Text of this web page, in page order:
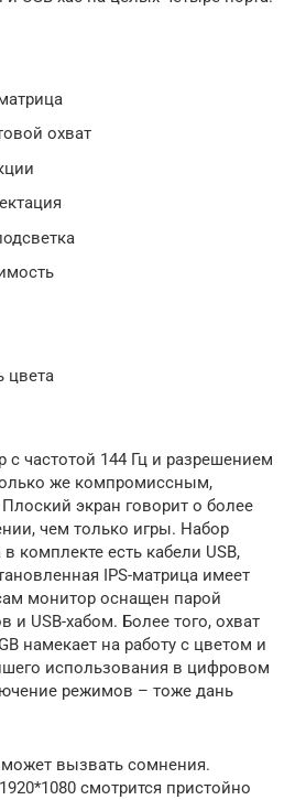
охват
цвета
частотой 144 Гц и разрешением
же компромиссным,
экран говорит о более
чем только игры. Набор
комплекте есть кабели USB,
IPS-матрица имеет
монитор оснащен парой
и USB-хабом. Более того, охват
намекает на работу с цветом и
использования в цифровом
режимов – тоже дань
вызвать сомнения.
смотрится пристойно